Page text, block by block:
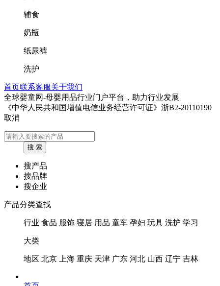
辅食
奶瓶
纸尿裤
洗护
首页联系客服关于我们
全球婴童网-母婴用品行业门户平台，助力行业发展
《中华人民共和国增值电信业务经营许可证》浙B2-20110190
取消
搜产品
搜品牌
搜企业
产品分类查找
行业 食品 服饰 寝居 用品 童车 孕妇 玩具 洗护 学习
大类
地区 北京 上海 重庆 天津 广东 河北 山西 辽宁 吉林